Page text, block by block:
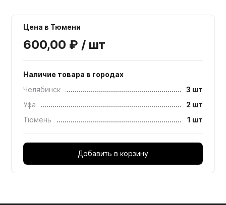
Цена в Тюмени
600,00 ₽ / шт
Наличие товара в городах
Челябинск
3 шт
Уфа
2 шт
Тюмень
1 шт
Добавить в корзину